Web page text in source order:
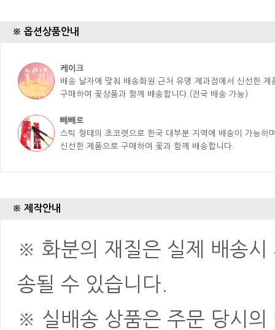
※ 옵션상품안내
케이크
배송 날자에 맞춰 배송화원 근처 유명 제과점에서 신선한 제
구매하여 꽃상품과 함께 배송합니다.(전국 배송 가능)
빼빼로
스틱 형태의 초코렛으로 한국 대부분 지역에 배송이 가능하
신선한 제품으로 구매하여 꽃과 함께 배송합니다.
※ 제작안내
※ 화분의 재질은 실제 배송시
송될 수 있습니다.
※ 실배송 상품은 주문 당시의